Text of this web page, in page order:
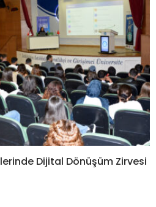
Dijital Dönüşüm Zirvesi